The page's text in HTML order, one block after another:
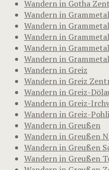
Wandern in Gotha
Wandern in Grammetal
Wandern in
Wandern in
Wandern in
Wandern in
Wandern in Greiz
Wandern in Greiz
Wandern in Greiz-
Wandern in Greiz-
Wandern in Greiz-
Wandern in Greußen
Wandern in Greußen
Wandern in Greußen
Wandern in Greußen